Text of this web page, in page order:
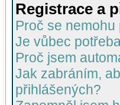
Registrace a
Proč se nemohu
Je vůbec
Proč jsem
Jak zabráním,
přihlášených?